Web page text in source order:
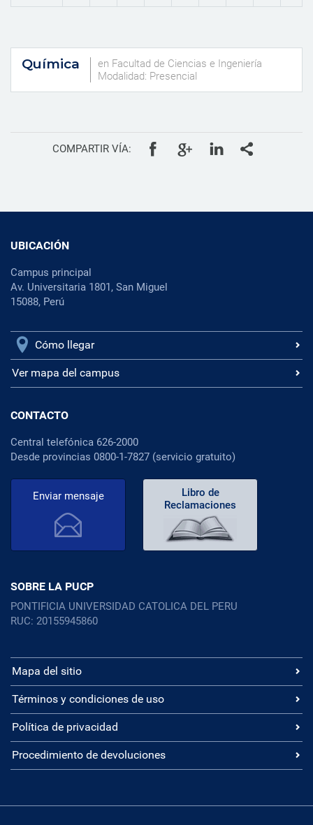
Química
en Facultad de Ciencias e Ingeniería
Modalidad: Presencial
COMPARTIR VÍA:
UBICACIÓN
Campus principal
Av. Universitaria 1801, San Miguel
15088, Perú
Cómo llegar
Ver mapa del campus
CONTACTO
Central telefónica 626-2000
Desde provincias 0800-1-7827 (servicio gratuito)
Enviar mensaje
Libro de
Reclamaciones
SOBRE LA PUCP
PONTIFICIA UNIVERSIDAD CATOLICA DEL PERU
RUC: 20155945860
Mapa del sitio
Términos y condiciones de uso
Política de privacidad
Procedimiento de devoluciones